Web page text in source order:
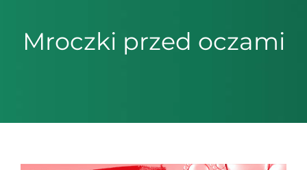
Mroczki przed oczami